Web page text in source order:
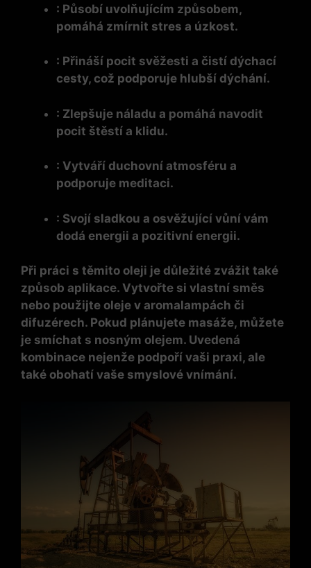
: Působí uvolňujícím způsobem,
pomáhá zmírnit stres a úzkost.
: Přináší pocit svěžesti a čistí dýchací
cesty, což podporuje hlubší dýchání.
: Zlepšuje náladu a pomáhá navodit
pocit štěstí a klidu.
: Vytváří duchovní atmosféru a
podporuje meditaci.
: Svojí sladkou a osvěžující vůní vám
dodá energii a pozitivní energii.
Při práci s těmito oleji je důležité zvážit také
způsob aplikace. Vytvořte si vlastní směs
nebo použijte oleje v aromalampách či
difuzérech. Pokud plánujete masáže, můžete
je smíchat s nosným olejem. Uvedená
kombinace nejenže podpoří vaši praxi, ale
také obohatí vaše smyslové vnímání.